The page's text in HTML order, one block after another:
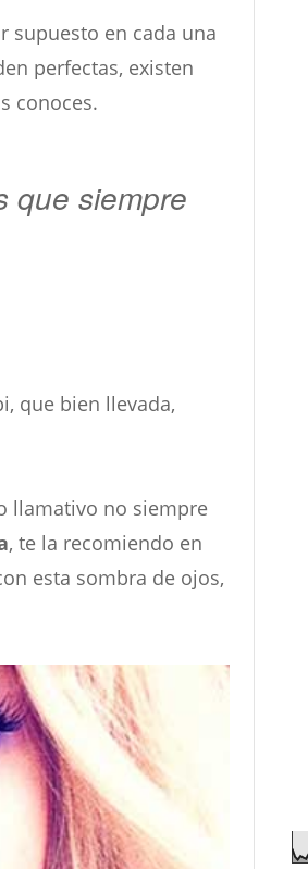
supuesto en cada una
perfectas, existen
conoces.
que siempre
que bien llevada,
llamativo no siempre
, te la recomiendo en
esta sombra de ojos,